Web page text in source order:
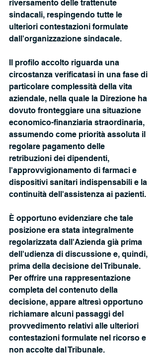
riversamento delle trattenute
sindacali, respingendo tutte le
ulteriori contestazioni formulate
dall'organizzazione sindacale.
Il profilo accolto riguarda una
circostanza verificatasi in una fase di
particolare complessità della vita
aziendale, nella quale la Direzione ha
dovuto fronteggiare una situazione
economico-finanziaria straordinaria,
assumendo come priorità assoluta il
regolare pagamento delle
retribuzioni dei dipendenti,
l'approvvigionamento di farmaci e
dispositivi sanitari indispensabili e la
continuità dell'assistenza ai pazienti.
È opportuno evidenziare che tale
posizione era stata integralmente
regolarizzata dall'Azienda già prima
dell'udienza di discussione e, quindi,
prima della decisione del Tribunale.
Per offrire una rappresentazione
completa del contenuto della
decisione, appare altresì opportuno
richiamare alcuni passaggi del
provvedimento relativi alle ulteriori
contestazioni formulate nel ricorso e
non accolte dal Tribunale.